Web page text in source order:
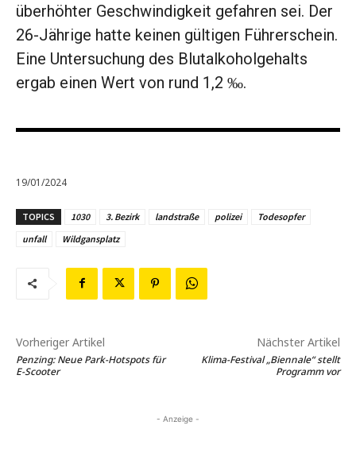
überhöhter Geschwindigkeit gefahren sei. Der
26-Jährige hatte keinen gültigen Führerschein.
Eine Untersuchung des Blutalkoholgehalts
ergab einen Wert von rund 1,2 ‰.
19/01/2024
TOPICS 1030 3. Bezirk landstraße polizei
Todesopfer
unfall
Wildgansplatz
Vorheriger Artikel
Penzing: Neue Park-Hotspots für
E-Scooter
Nächster Artikel
Klima-Festival „Biennale“ stellt
Programm vor
- Anzeige -